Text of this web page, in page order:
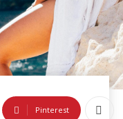
Pinterest